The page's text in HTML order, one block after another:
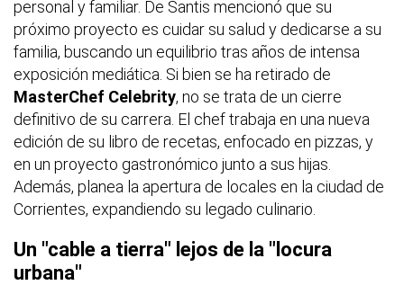
personal y familiar. De Santis mencionó que su
próximo proyecto es cuidar su salud y dedicarse a su
familia, buscando un equilibrio tras años de intensa
exposición mediática. Si bien se ha retirado de
MasterChef Celebrity, no se trata de un cierre
definitivo de su carrera. El chef trabaja en una nueva
edición de su libro de recetas, enfocado en pizzas, y
en un proyecto gastronómico junto a sus hijas.
Además, planea la apertura de locales en la ciudad de
Corrientes, expandiendo su legado culinario.
Un "cable a tierra" lejos de la "locura
urbana"